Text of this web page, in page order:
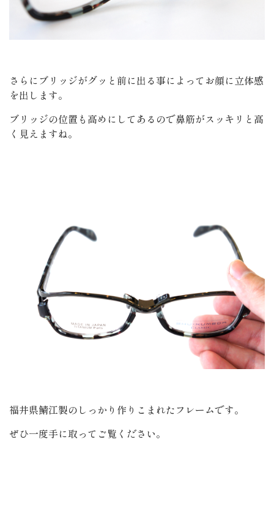
さらにブリッジがグッと前に出る事によってお顔に立体感
を出します。
ブリッジの位置も高めにしてあるので鼻筋がスッキリと高
く見えますね。
福井県鯖江製のしっかり作りこまれたフレームです。
ぜひ一度手に取ってご覧ください。